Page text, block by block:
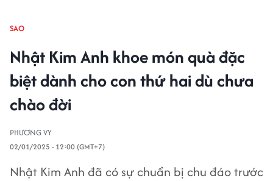
SAO
Nhật Kim Anh khoe món quà đặc
biệt dành cho con thứ hai dù chưa
chào đời
PHƯƠNG VY
02/01/2025 - 12:00 (GMT+7)
Nhật Kim Anh đã có sự chuẩn bị chu đáo trước